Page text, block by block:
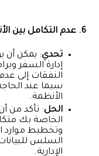
6. عدم التكامل بين الأنظمة
تحدي: يمكن أن
إدارة السفر
النفقات إلى
سيما عند الحاجة
الأنظمة.
الحل: تأكد من
الخاصة بك
وتخطيط
السلس
الإدارية.